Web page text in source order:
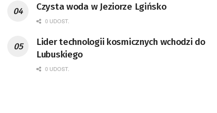
doktor habilitowany nauk fizycznych,
koordynator Rady Sektorowej ds.
Kosmicznego oraz członek Komitetu
Badań Kosmicznych i Satelitarnych PAN.
Czysta woda w Jeziorze Lgińsko
0 UDOST.
Lider technologii kosmicznych wchodzi do
Lubuskiego
0 UDOST.